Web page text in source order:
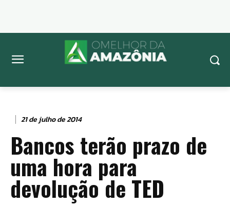
21 de julho de 2014
Bancos terão prazo de
uma hora para
devolução de TED